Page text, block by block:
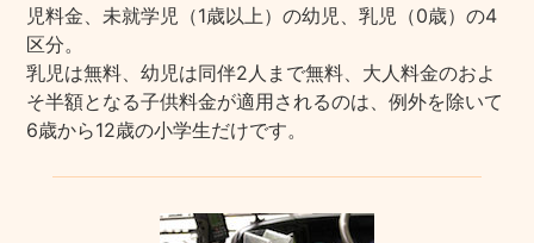
児料金、未就学児（1歳以上）の幼児、乳児（0歳）の4
区分。
乳児は無料、幼児は同伴2人まで無料、大人料金のおよ
そ半額となる子供料金が適用されるのは、例外を除いて
6歳から12歳の小学生だけです。